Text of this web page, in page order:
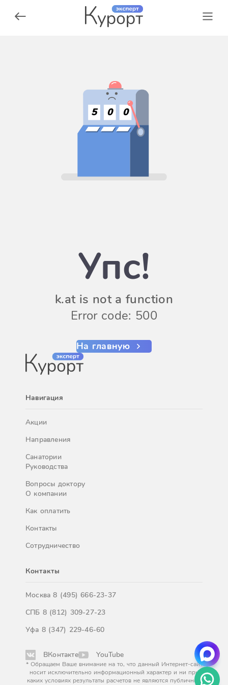
5 0 0
Упс!
k.at is not a function
Error code: 500
На главную
Навигация
Акции
Направления
Санатории
Руководства
Вопросы доктору
О компании
Как оплатить
Контакты
Сотрудничество
Контакты
Москва8 (495) 666-23-37
СПБ 8 (812) 309-27-23
Уфа 8 (347) 229-46-60
ВКонтакте YouTube
* Обращаем Ваше внимание на то, что данный Интернет-сайт
носит исключительно информационный характер и ни при
каких условиях результаты расчетов не являются публичной